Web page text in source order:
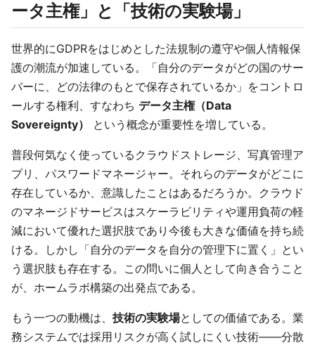
ータ主権」と「技術の実験場」
世界的にGDPRをはじめとした法規制の遵守や個人情報保
護の潮流が加速している。「自分のデータがどの国のサー
バーに、どの法律のもとで保存されているか」をコントロ
ールする権利、すなわち データ主権（Data
Sovereignty）
という概念が重要性を増している。
普段何気なく使っているクラウドストレージ、写真管理ア
プリ、パスワードマネージャー。それらのデータがどこに
存在しているか、意識したことはあるだろうか。クラウド
のマネージドサービスはスケーラビリティや運用負荷の軽
減において優れた選択肢であり今後も大きな価値を持ち続
ける。しかし「自分のデータを自分の管理下に置く」とい
う選択肢も存在する。この問いに個人として向き合うこと
が、ホームラボ構築の出発点である。
もう一つの動機は、 技術の実験場としての価値である。業
務システムでは採用リスクが高く試しにくい技術——分散